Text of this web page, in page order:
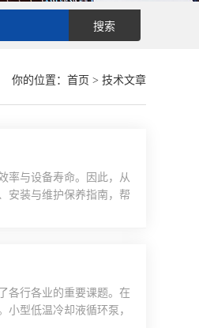
你的位置： 首页 > 技术文章
率与设备寿命。因此，从
安装与维护保养指南，帮
各行各业的重要课题。在
型低温冷却液循环泵，